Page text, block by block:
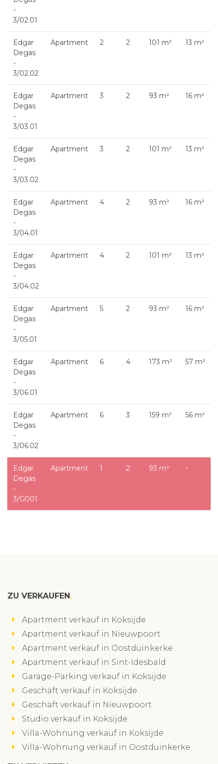
-
3/02.01
Edgar
Degas
-
3/02.02
Apartment 2 2 101 m² 13 m²
Edgar
Degas
-
3/03.01
Apartment 3 2 93 m² 16 m²
Edgar
Degas
-
3/03.02
Apartment 3 2 101 m² 13 m²
Edgar
Degas
-
3/04.01
Apartment 4 2 93 m² 16 m²
Edgar
Degas
-
3/04.02
Apartment 4 2 101 m² 13 m²
Edgar
Degas
-
3/05.01
Apartment 5 2 93 m² 16 m²
Edgar
Degas
-
3/06.01
Apartment 6 4 173 m² 57 m²
Edgar
Degas
-
3/06.02
Apartment 6 3 159 m² 56 m²
Edgar
Degas
-
3/G001
Apartment 1 2 93 m² -
ZU VERKAUFEN
Apartment verkauf in Koksijde
Apartment verkauf in Nieuwpoort
Apartment verkauf in Oostduinkerke
Apartment verkauf in Sint-Idesbald
Garage-Parking verkauf in Koksijde
Geschäft verkauf in Koksijde
Geschäft verkauf in Nieuwpoort
Studio verkauf in Koksijde
Villa-Wohnung verkauf in Koksijde
Villa-Wohnung verkauf in Oostduinkerke